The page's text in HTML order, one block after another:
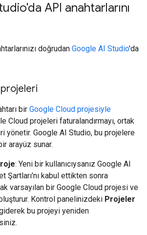
API anahtarlarını
doğrudan Google AI Studio'da
bir Google Cloud projesiyle
Cloud projeleri faturalandırmayı, ortak
yönetir. Google AI Studio, bu projelere
arayüz sunar.
: Yeni bir kullanıcıysanız Google AI
Şartları'nı kabul ettikten sonra
varsayılan bir Google Cloud projesi ve
Kontrol panelinizdeki Projeler
bu projeyi yeniden